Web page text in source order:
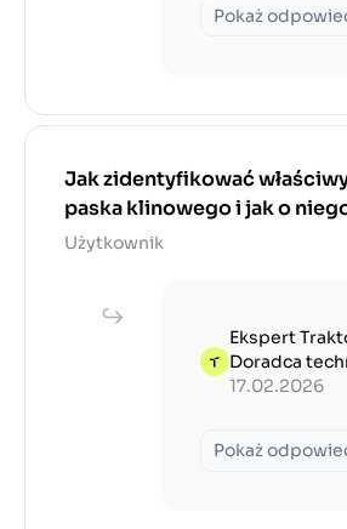
Pokaż
Jak zidentyfikować
paska klinowego i jak o
Użytkownik
Ekspert
Doradca
17.02.2026
Pokaż